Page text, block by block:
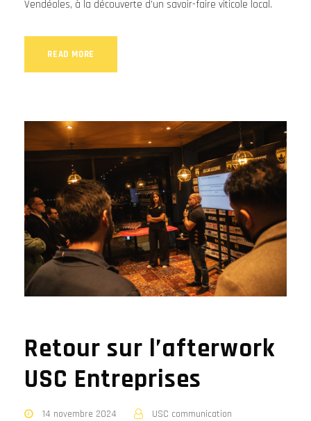
Vendéoles, à la découverte d’un savoir-faire viticole local.
READ MORE
Retour sur l’afterwork
USC Entreprises
14 novembre 2024
USC communication